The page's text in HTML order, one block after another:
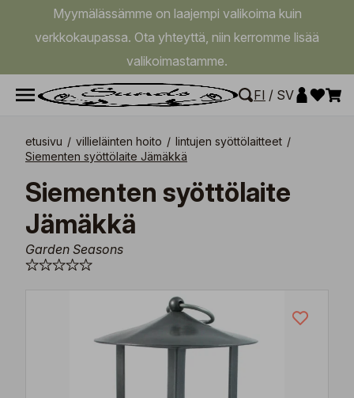
Myymälässämme on laajempi valikoima kuin
verkkokaupassa. Ota yhteyttä, niin kerromme lisää
valikoimastamme.
FI / SV
etusivu / villieläinten hoito / lintujen syöttölaitteet /
Siementen syöttölaite Jämäkkä
Siementen syöttölaite
Jämäkkä
Garden Seasons